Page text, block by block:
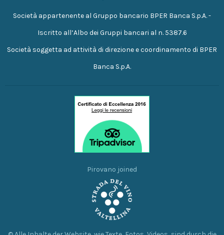
Società appartenente al Gruppo bancario BPER Banca S.p.A. -
Iscritto all’Albo dei Gruppi bancari al n. 5387.6
Società soggetta ad attività di direzione e coordinamento di BPER
Banca S.p.A.
Pirovano joined